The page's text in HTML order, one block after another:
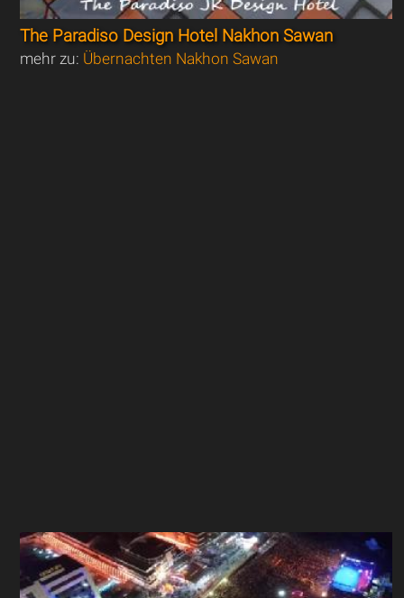
The Paradiso Design Hotel Nakhon Sawan
mehr zu: Übernachten Nakhon Sawan